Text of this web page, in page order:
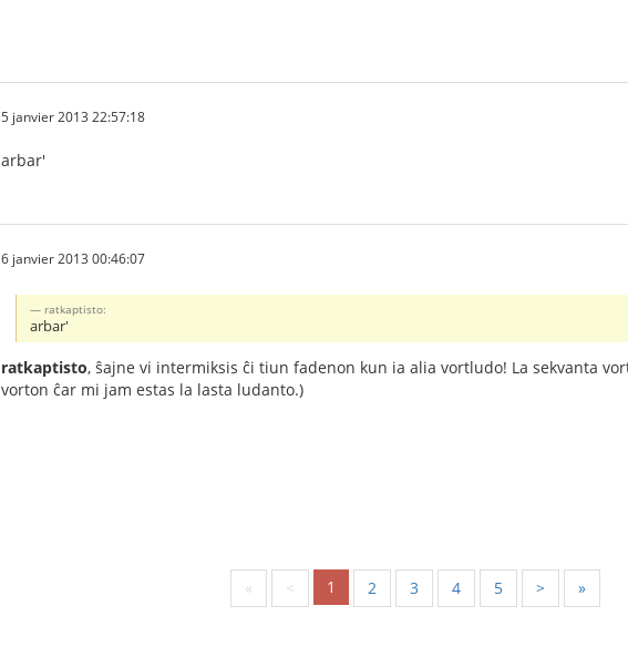
5 janvier 2013 22:57:18
arbar'
6 janvier 2013 00:46:07
ratkaptisto:
arbar'
ratkaptisto, ŝajne vi intermiksis ĉi tiun fadenon kun ia alia vortludo! La sekvanta
vorton ĉar mi jam estas la lasta ludanto.)
« < 1 2 3 4 5 > »